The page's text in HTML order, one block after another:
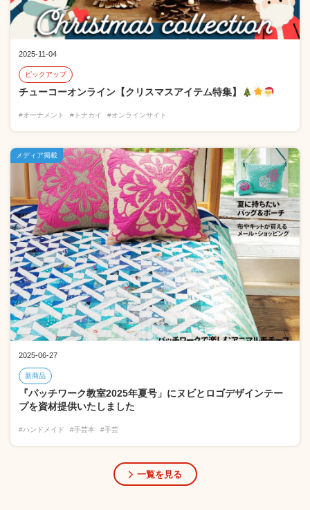
2025-11-04
ピックアップ
チューコーオンライン【クリスマスアイテム特集】
#オーナメント #トナカイ #オンラインサイト
2025-06-27
新商品
『パッチワーク教室2025年夏号」にヌビとロゴデザインテー
プを資材提供いたしました
#ハンドメイド #手芸本 #手芸
メディア掲載
一覧を見る